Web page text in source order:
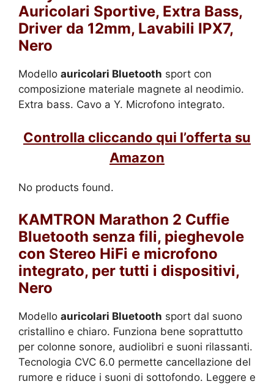
Auricolari Sportive, Extra Bass,
Driver da 12mm, Lavabili IPX7,
Nero
Modello auricolari Bluetooth sport con
composizione materiale magnete al neodimio.
Extra bass. Cavo a Y. Microfono integrato.
Controlla cliccando qui l’offerta su
Amazon
No products found.
KAMTRON Marathon 2 Cuffie
Bluetooth senza fili, pieghevole
con Stereo HiFi e microfono
integrato, per tutti i dispositivi,
Nero
Modello auricolari Bluetooth sport dal suono
cristallino e chiaro. Funziona bene soprattutto
per colonne sonore, audiolibri e suoni rilassanti.
Tecnologia CVC 6.0 permette cancellazione del
rumore e riduce i suoni di sottofondo. Leggere e